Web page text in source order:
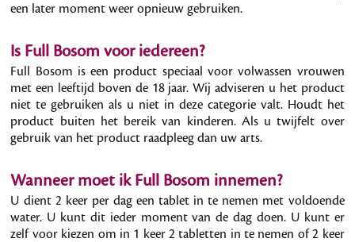
een later moment weer opnieuw gebruiken.
Is Full Bosom voor iedereen?
Full Bosom is een product speciaal voor volwassen vrouwen
met een leeftijd boven de 18 jaar. Wij adviseren u het product
niet te gebruiken als u niet in deze categorie valt. Houdt het
product buiten het bereik van kinderen. Als u twijfelt over
gebruik van het product raadpleeg dan uw arts.
Wanneer moet ik Full Bosom innemen?
U dient 2 keer per dag een tablet in te nemen met voldoende
water. U kunt dit ieder moment van de dag doen. U kunt er
zelf voor kiezen om in 1 keer 2 tabletten in te nemen of 2 keer